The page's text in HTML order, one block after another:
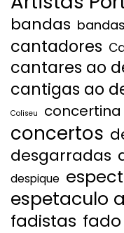
bandas
cantadores
cantares ao
cantigas ao
Coliseu concertina
concertos
desgarradas
despique
espetaculo
fadistas fado